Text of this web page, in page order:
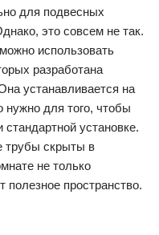
для подвесных
это совсем не так.
использовать
разработана
устанавливается на
нужно для того, чтобы
стандартной установке.
трубы скрыты в
не только
полезное пространство.